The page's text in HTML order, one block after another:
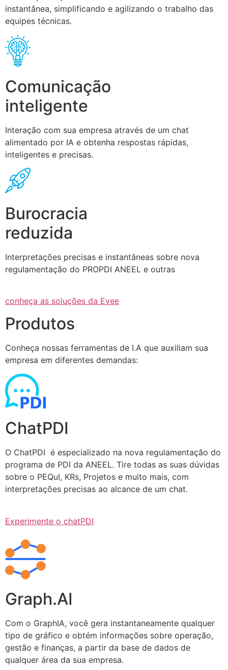
instantânea, simplificando e agilizando o trabalho das
equipes técnicas.
Comunicação
inteligente
Interação com sua empresa através de um chat
alimentado por IA e obtenha respostas rápidas,
inteligentes e precisas.
Burocracia
reduzida
Interpretações precisas e instantâneas sobre nova
regulamentação do PROPDI ANEEL e outras
conheça as soluções da Evee
Produtos
Conheça nossas ferramentas de I.A que auxiliam sua
empresa em diferentes demandas:
ChatPDI
O ChatPDI é especializado na nova regulamentação do
programa de PDI da ANEEL. Tire todas as suas dúvidas
sobre o PEQuI, KRs, Projetos e muito mais, com
interpretações precisas ao alcance de um chat.
Experimente o chatPDI
Graph.AI
Com o GraphIA, você gera instantaneamente qualquer
tipo de gráfico e obtém informações sobre operação,
gestão e finanças, a partir da base de dados de
qualquer área da sua empresa.